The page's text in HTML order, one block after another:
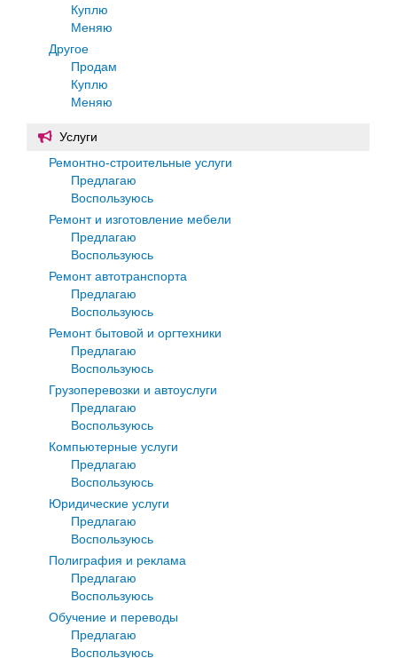
Куплю
Меняю
Другое
Продам
Куплю
Меняю
Услуги
Ремонтно-строительные услуги
Предлагаю
Воспользуюсь
Ремонт и изготовление мебели
Предлагаю
Воспользуюсь
Ремонт автотранспорта
Предлагаю
Воспользуюсь
Ремонт бытовой и оргтехники
Предлагаю
Воспользуюсь
Грузоперевозки и автоуслуги
Предлагаю
Воспользуюсь
Компьютерные услуги
Предлагаю
Воспользуюсь
Юридические услуги
Предлагаю
Воспользуюсь
Полиграфия и реклама
Предлагаю
Воспользуюсь
Обучение и переводы
Предлагаю
Воспользуюсь